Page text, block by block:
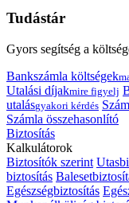
Tudástár
Gyors segítség a
Bankszámla költségek
Utalási díjakmire figyelj
utalásgyakori kérdés
Számla összehasonlító
Biztosítás
Kalkulátorok
Biztosítók szerint
biztosítás
Egészségbiztosítás